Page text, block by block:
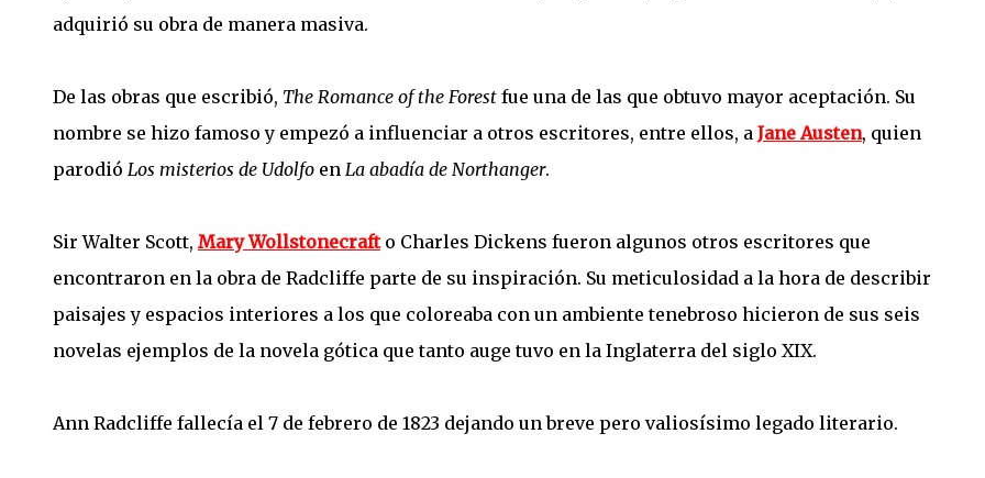
adquirió su obra de manera masiva.
De las obras que escribió, The Romance of the Forest fue una de las que obtuvo mayor aceptación. Su
nombre se hizo famoso y empezó a influenciar a otros escritores, entre ellos, a Jane Austen, quien
parodió Los misterios de Udolfo en La abadía de Northanger.
Sir Walter Scott, Mary Wollstonecrafto Charles Dickens fueron algunos otros escritores que
encontraron en la obra de Radcliffe parte de su inspiración. Su meticulosidad a la hora de describir
paisajes y espacios interiores a los que coloreaba con un ambiente tenebroso hicieron de sus seis
novelas ejemplos de la novela gótica que tanto auge tuvo en la Inglaterra del siglo XIX.
Ann Radcliffe fallecía el 7 de febrero de 1823 dejando un breve pero valiosísimo legado literario.